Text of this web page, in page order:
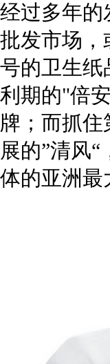
经过多年的
批发市场，
号的卫生纸
利期的"倍
牌；而抓
展的”清风
体的亚洲最